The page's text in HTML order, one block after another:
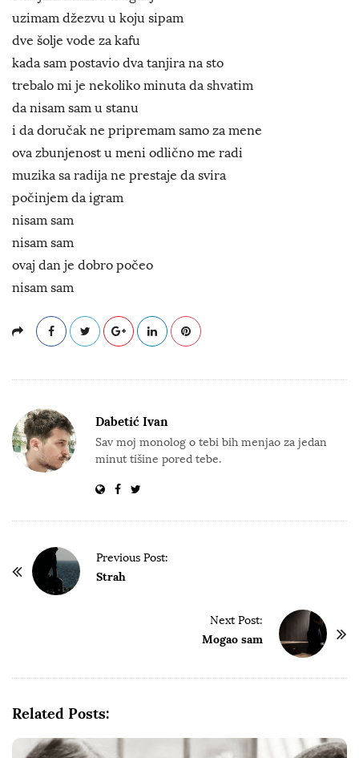
uzimam džezvu u koju sipam
dve šolje vode za kafu
kada sam postavio dva tanjira na sto
trebalo mi je nekoliko minuta da shvatim
da nisam sam u stanu
i da doručak ne pripremam samo za mene
ova zbunjenost u meni odlično me radi
muzika sa radija ne prestaje da svira
počinjem da igram
nisam sam
nisam sam
ovaj dan je dobro počeo
nisam sam
Dabetić Ivan
Sav moj monolog o tebi bih menjao za jedan
minut tišine pored tebe.
Previous Post:
Strah
Next Post:
Mogao sam
Related Posts: